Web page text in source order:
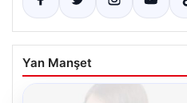
Yan Manşet